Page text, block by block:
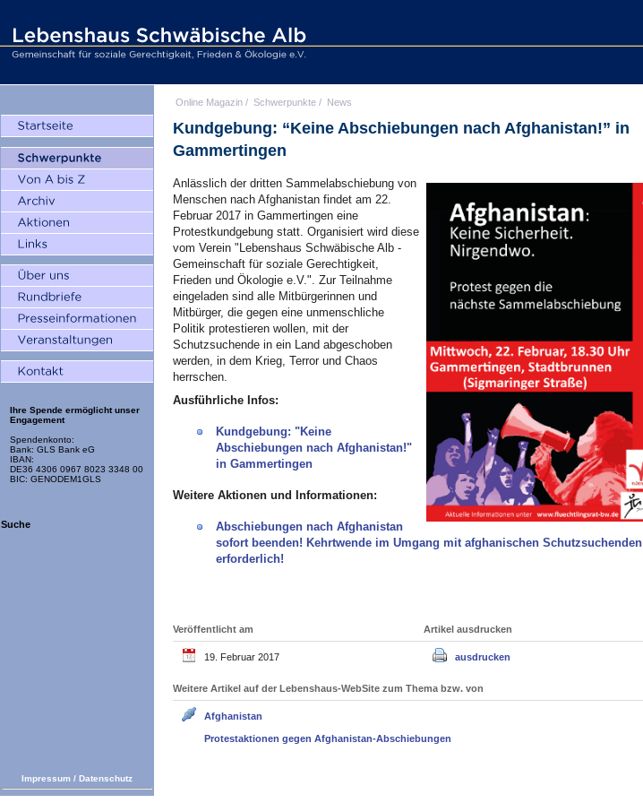
Ihre Spende ermöglicht unser
Engagement
Spendenkonto:
Bank: GLS Bank eG
IBAN:
DE36 4306 0967 8023 3348 00
BIC: GENODEM1GLS
Suche
Online Magazin / Schwerpunkte / News
Kundgebung: “Keine Abschiebungen nach Afghanistan!” in
Gammertingen
Anlässlich der dritten Sammelabschiebung von
Menschen nach Afghanistan findet am 22.
Februar 2017 in Gammertingen eine
Protestkundgebung statt. Organisiert wird diese
vom Verein "Lebenshaus Schwäbische Alb -
Gemeinschaft für soziale Gerechtigkeit,
Frieden und Ökologie e.V.". Zur Teilnahme
eingeladen sind alle Mitbürgerinnen und
Mitbürger, die gegen eine unmenschliche
Politik protestieren wollen, mit der
Schutzsuchende in ein Land abgeschoben
werden, in dem Krieg, Terror und Chaos
herrschen.
Ausführliche Infos:
Kundgebung: "Keine
Abschiebungen nach Afghanistan!"
in Gammertingen
Weitere Aktionen und Informationen:
Abschiebungen nach Afghanistan
sofort beenden! Kehrtwende im Umgang mit afghanischen Schutzsuchenden
erforderlich!
Veröffentlicht am
19. Februar 2017
Artikel ausdrucken
ausdrucken
Weitere Artikel auf der Lebenshaus-WebSite zum Thema bzw. von
Afghanistan
Protestaktionen gegen Afghanistan-Abschiebungen
Impressum / Datenschutz